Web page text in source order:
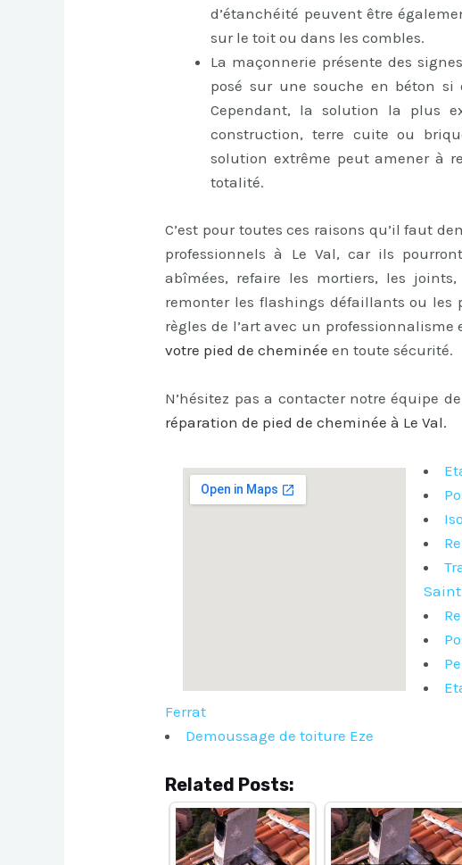
d’étanchéité peuvent être
sur le toit ou dans les combles.
La maçonnerie présente des
posé sur une souche en béton si
Cependant, la solution la plus
construction, terre cuite ou
solution extrême peut amener à
totalité.
C’est pour toutes ces raisons qu’il faut
professionnels à Le Val, car ils
abîmées, refaire les mortiers, les
remonter les flashings défaillants ou les
règles de l’art avec un
votre pied de cheminée en toute sécurité.
N’hésitez pas a contacter notre équipe
réparation de pied de cheminée à Le Val.
Ferrat
Demoussage de toiture Eze
Related Posts: